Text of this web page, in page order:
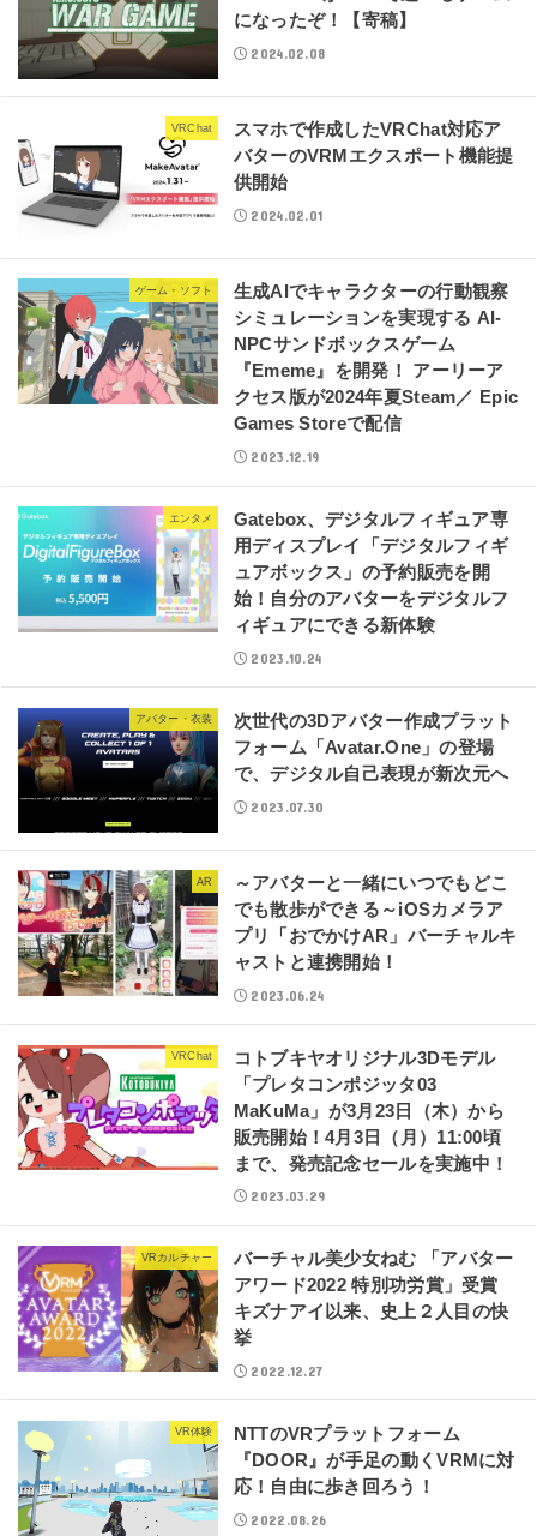
になったぞ！【寄稿】
2024.02.08
VRChat
スマホで作成したVRChat対応ア
バターのVRMエクスポート機能提
供開始
2024.02.01
ゲーム・ソフト
生成AIでキャラクターの行動観察
シミュレーションを実現する AI-
NPCサンドボックスゲーム
『Ememe』を開発！ アーリーア
クセス版が2024年夏Steam／ Epic
Games Storeで配信
2023.12.19
エンタメ
Gatebox、デジタルフィギュア専
用ディスプレイ「デジタルフィギ
ュアボックス」の予約販売を開
始！自分のアバターをデジタルフ
ィギュアにできる新体験
2023.10.24
アバター・衣装
次世代の3Dアバター作成プラット
フォーム「Avatar.One」の登場
で、デジタル自己表現が新次元へ
2023.07.30
AR
～アバターと一緒にいつでもどこ
でも散歩ができる～iOSカメラア
プリ「おでかけAR」バーチャルキ
ャストと連携開始！
2023.06.24
VRChat
コトブキヤオリジナル3Dモデル
「プレタコンポジッタ03
MaKuMa」が3月23日（木）から
販売開始！4月3日（月）11:00頃
まで、発売記念セールを実施中！
2023.03.29
VRカルチャー
バーチャル美少女ねむ 「アバター
アワード2022 特別功労賞」受賞
キズナアイ以来、史上２人目の快
挙
2022.12.27
VR体験
NTTのVRプラットフォーム
『DOOR』が手足の動くVRMに対
応！自由に歩き回ろう！
2022.08.26